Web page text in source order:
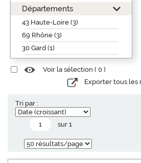
Départements
43 Haute-Loire (3)
69 Rhône (3)
30 Gard (1)
Voir la sélection ( 0 )
Exporter tous les
Tri par :
sur 1